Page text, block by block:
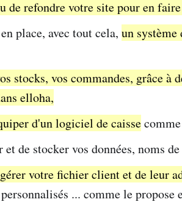
de refondre votre site pour en
place, avec tout cela, un système
stocks, vos commandes, grâce
elloha,
d'un logiciel de caisse
et de stocker vos données, noms
votre fichier client et de leur
... comme le propose